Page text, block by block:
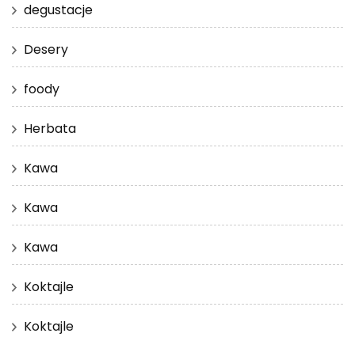
degustacje
Desery
foody
Herbata
Kawa
Kawa
Kawa
Koktajle
Koktajle